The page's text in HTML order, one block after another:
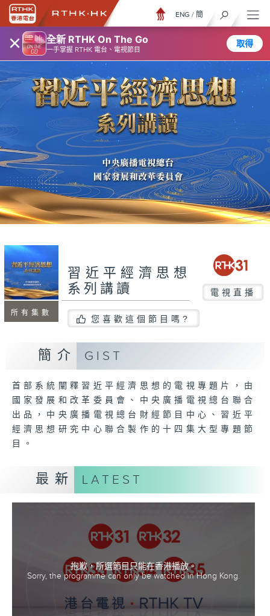
× 全新 RTHK On The Go
一手掌握 RTHK 電台、電視節目
取得
ENG / 簡
所有集數
習近平經濟思想
系列講讀
電視直播
您喜歡這個節目嗎?
簡介 GIST
首部系統闡釋習近平經濟思想的電視專題片，由
國家發展和改革委員會、中央廣播電視總台聯合
出品，中央廣播電視總台財經節目中心、習近平
經濟思想研究中心聯合製作的十四集大型專題節
目。
最新 LATEST
抱歉，所選節目只能在香港播放。
Sorry, the programme can only be watched in Hong Kong.